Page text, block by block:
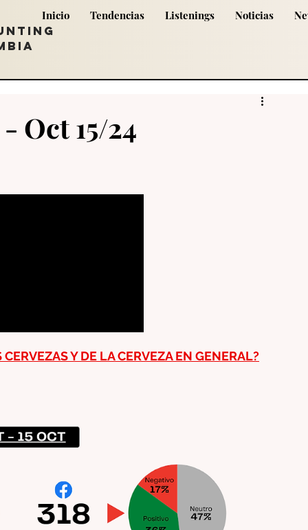
Inicio Tendencias Listenings Noticias
Oct 15/24
Y DE LA CERVEZA EN GENERAL?